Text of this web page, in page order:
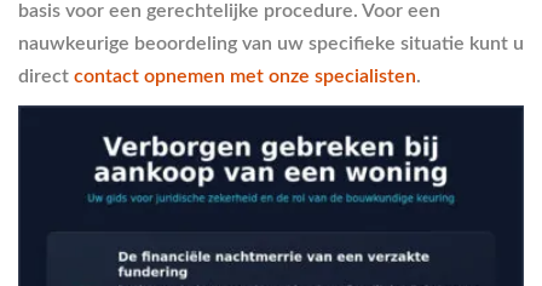
basis voor een gerechtelijke procedure. Voor een
nauwkeurige beoordeling van uw specifieke situatie kunt u
direct contact opnemen met onze specialisten.